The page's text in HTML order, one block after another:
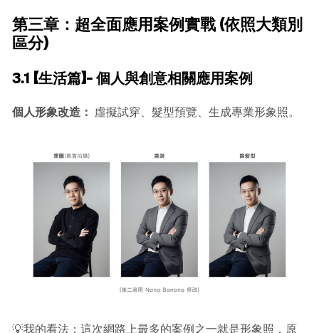
第三章：超全面應用案例實戰 (依照大類別
區分)
3.1 【生活篇】- 個人與創意相關應用案例
個人形象改造： 虛擬試穿、髮型預覽、生成專業形象照。
💡我的看法：這次網路上最多的案例之一就是形象照，原